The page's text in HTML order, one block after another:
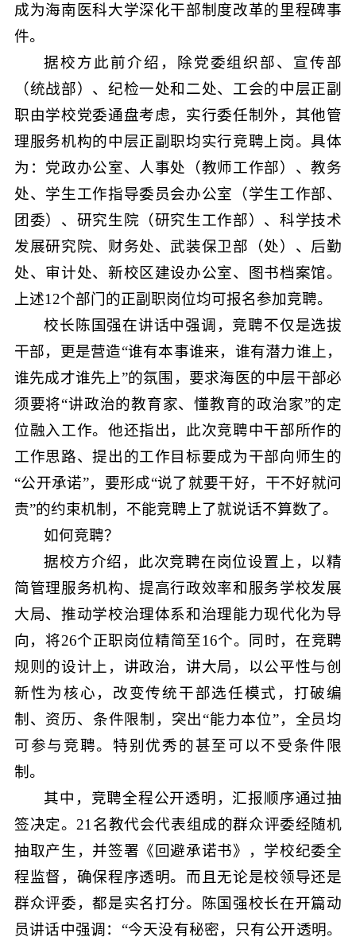
成为海南医科大学深化干部制度改革的里程碑事
件。
据校方此前介绍，除党委组织部、宣传部
（统战部）、纪检一处和二处、工会的中层正副
职由学校党委通盘考虑，实行委任制外，其他管
理服务机构的中层正副职均实行竞聘上岗。具体
为：党政办公室、人事处（教师工作部）、教务
处、学生工作指导委员会办公室（学生工作部、
团委）、研究生院（研究生工作部）、科学技术
发展研究院、财务处、武装保卫部（处）、后勤
处、审计处、新校区建设办公室、图书档案馆。
上述12个部门的正副职岗位均可报名参加竞聘。
校长陈国强在讲话中强调，竞聘不仅是选拔
干部，更是营造“谁有本事谁来，谁有潜力谁上，
谁先成才谁先上”的氛围，要求海医的中层干部必
须要将“讲政治的教育家、懂教育的政治家”的定
位融入工作。他还指出，此次竞聘中干部所作的
工作思路、提出的工作目标要成为干部向师生的
“公开承诺”，要形成“说了就要干好，干不好就问
责”的约束机制，不能竞聘上了就说话不算数了。
如何竞聘？
据校方介绍，此次竞聘在岗位设置上，以精
简管理服务机构、提高行政效率和服务学校发展
大局、推动学校治理体系和治理能力现代化为导
向，将26个正职岗位精简至16个。同时，在竞聘
规则的设计上，讲政治，讲大局，以公平性与创
新性为核心，改变传统干部选任模式，打破编
制、资历、条件限制，突出“能力本位”，全员均
可参与竞聘。特别优秀的甚至可以不受条件限
制。
其中，竞聘全程公开透明，汇报顺序通过抽
签决定。21名教代会代表组成的群众评委经随机
抽取产生，并签署《回避承诺书》，学校纪委全
程监督，确保程序透明。而且无论是校领导还是
群众评委，都是实名打分。陈国强校长在开篇动
员讲话中强调：“今天没有秘密，只有公开透明。